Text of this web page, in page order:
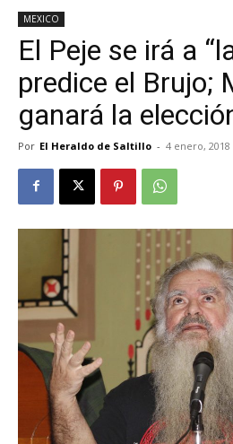
MEXICO
El Peje se irá a
predice el Brujo;
ganará la
Por El Heraldo de Saltillo - 4 enero, 2018